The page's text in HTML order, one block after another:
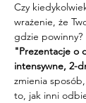
Czy
wrażenie, że
gdzie powinny?
"Prezentacje o
intensywne, 2-
zmienia
to, jak inni